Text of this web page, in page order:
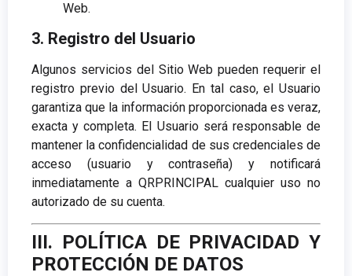
Web.
3. Registro del Usuario
Algunos servicios del Sitio Web pueden requerir el
registro previo del Usuario. En tal caso, el Usuario
garantiza que la información proporcionada es veraz,
exacta y completa. El Usuario será responsable de
mantener la confidencialidad de sus credenciales de
acceso (usuario y contraseña) y notificará
inmediatamente a QRPRINCIPAL cualquier uso no
autorizado de su cuenta.
III. POLÍTICA DE PRIVACIDAD Y
PROTECCIÓN DE DATOS